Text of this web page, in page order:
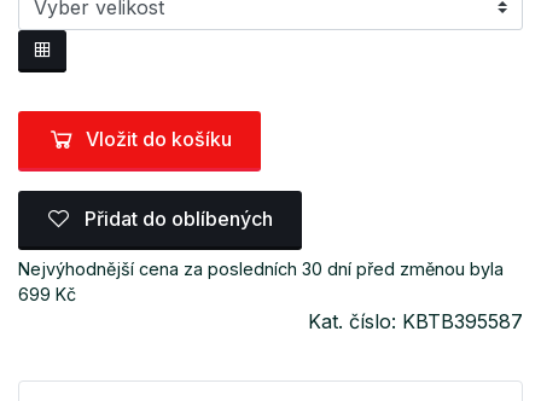
Vložit do košíku
Přidat do oblíbených
Nejvýhodnější cena za posledních 30 dní před změnou byla
699 Kč
Kat. číslo: KBTB395587